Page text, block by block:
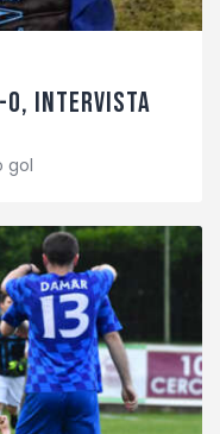
0, intervista
gol